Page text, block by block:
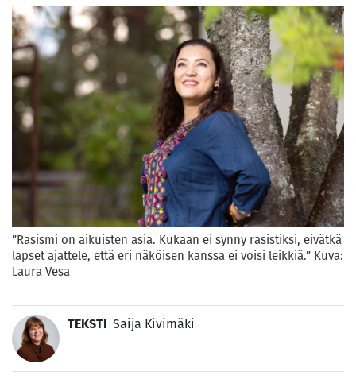
”Rasismi on aikuisten asia. Kukaan ei synny rasistiksi, eivätkä
lapset ajattele, että eri näköisen kanssa ei voisi leikkiä.” Kuva:
Laura Vesa
TEKSTI Saija Kivimäki